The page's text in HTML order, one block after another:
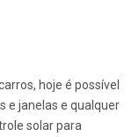
hoje é possível
e janelas e qualquer
solar para